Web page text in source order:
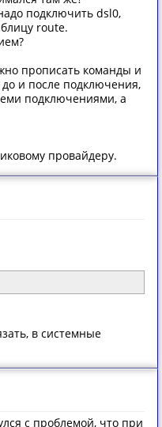
подключить dsl0,
route.
прописать команды и
и после подключения,
подключениями, а
провайдеру.
в системные
с проблемой, что при